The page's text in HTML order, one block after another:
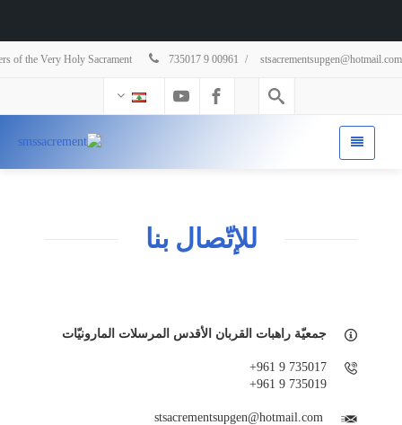
of the Very Holy Sacrament 735017 9 00961 / stsacrementsupgen@hotmail.com
للإتّصال بنا
جمعيّة راهبات القربان الأقدس المرسلات المارونيّات
735017 9 961+
735019 9 961+
stsacrementsupgen@hotmail.com